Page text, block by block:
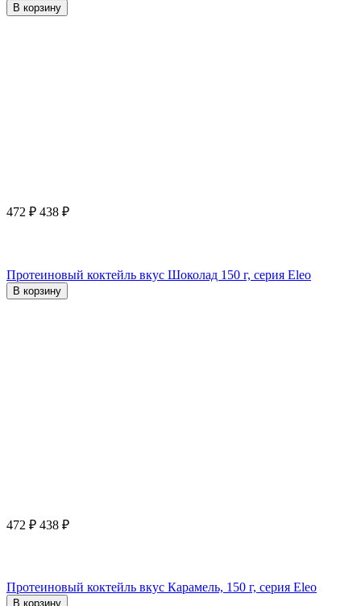
В корзину
472 ₽ 438 ₽
Протеиновый коктейль вкус Шоколад 150 г, серия Eleo
В корзину
472 ₽ 438 ₽
Протеиновый коктейль вкус Карамель, 150 г, серия Eleo
В корзину